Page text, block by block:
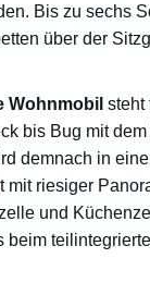
Bis zu sechs
über der
Wohnmobil steht
bis Bug mit
demnach in
mit riesiger
und
beim